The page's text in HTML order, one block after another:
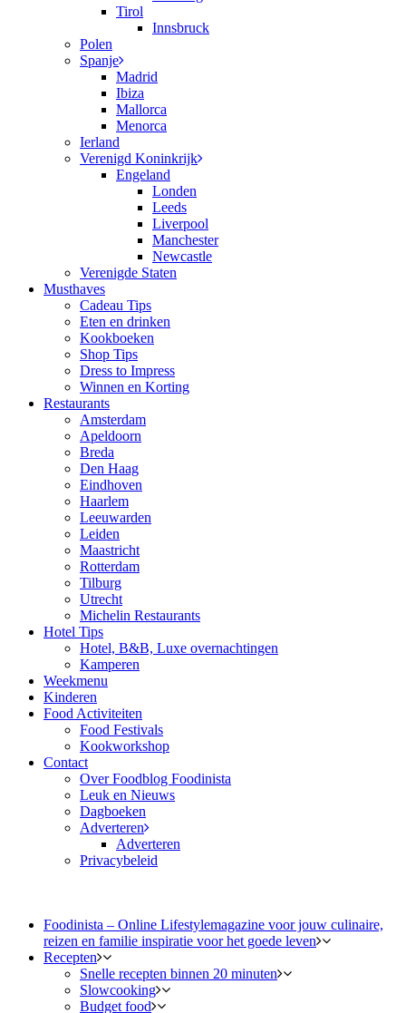
Tirol
Innsbruck
Polen
Spanje
Madrid
Ibiza
Mallorca
Menorca
Ierland
Verenigd Koninkrijk
Engeland
Londen
Leeds
Liverpool
Manchester
Newcastle
Verenigde Staten
Musthaves
Cadeau Tips
Eten en drinken
Kookboeken
Shop Tips
Dress to Impress
Winnen en Korting
Restaurants
Amsterdam
Apeldoorn
Breda
Den Haag
Eindhoven
Haarlem
Leeuwarden
Leiden
Maastricht
Rotterdam
Tilburg
Utrecht
Michelin Restaurants
Hotel Tips
Hotel, B&B, Luxe overnachtingen
Kamperen
Weekmenu
Kinderen
Food Activiteiten
Food Festivals
Kookworkshop
Contact
Over Foodblog Foodinista
Leuk en Nieuws
Dagboeken
Adverteren
Adverteren
Privacybeleid
Foodinista – Online Lifestylemagazine voor jouw culinaire,
reizen en familie inspiratie voor het goede leven
Recepten
Snelle recepten binnen 20 minuten
Slowcooking
Budget food